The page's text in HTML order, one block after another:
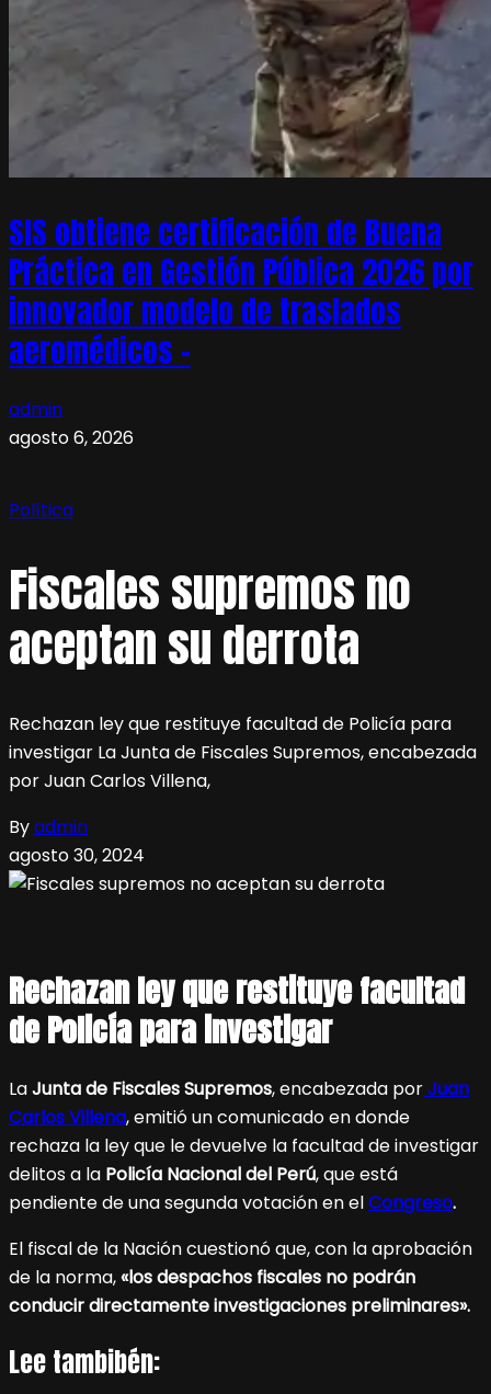
SIS obtiene certificación de Buena
Práctica en Gestión Pública 2026 por
innovador modelo de traslados
aeromédicos –
admin
agosto 6, 2026
Política
Fiscales supremos no
aceptan su derrota
Rechazan ley que restituye facultad de Policía para
investigar La Junta de Fiscales Supremos, encabezada
por Juan Carlos Villena,
Byadmin
agosto 30, 2024
Rechazan ley que restituye facultad
de Policía para investigar
LaJunta de Fiscales Supremos, encabezada porJuan
Carlos Villena, emitió un comunicado en donde
rechaza la ley que le devuelve la facultad de investigar
delitos a la Policía Nacional del Perú, que está
pendiente de una segunda votación en elCongreso.
El fiscal de la Nación cuestionó que, con la aprobación
de la norma,«los despachos fiscales no podrán
conducir directamente investigaciones preliminares».
Lee tambibén: